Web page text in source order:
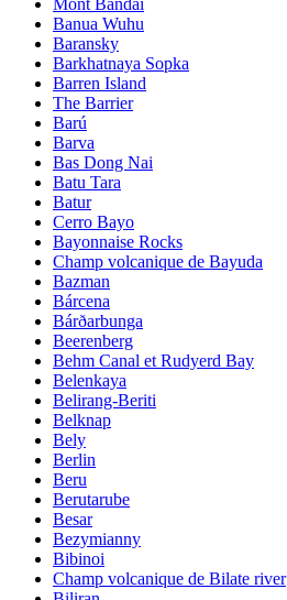
Banua Wuhu
Baransky
Barkhatnaya Sopka
Barren Island
The Barrier
Barú
Barva
Bas Dong Nai
Batu Tara
Batur
Cerro Bayo
Bayonnaise Rocks
Champ volcanique de Bayuda
Bazman
Bárcena
Bárðarbunga
Beerenberg
Behm Canal et Rudyerd Bay
Belenkaya
Belirang-Beriti
Belknap
Bely
Berlin
Beru
Berutarube
Besar
Bezymianny
Bibinoi
Champ volcanique de Bilate river